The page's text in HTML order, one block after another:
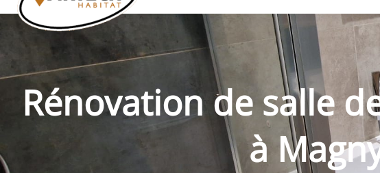
Rénovation de salle
à